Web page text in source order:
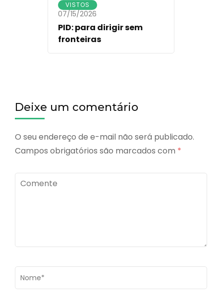
VISTOS
07/15/2026
PID: para dirigir sem
fronteiras
Deixe um comentário
O seu endereço de e-mail não será publicado.
Campos obrigatórios são marcados com *
Comente
Name *